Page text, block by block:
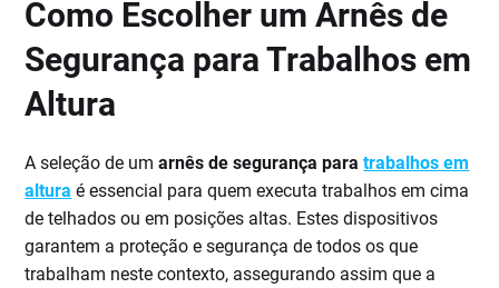
Como Escolher um Arnês de
Segurança para Trabalhos em
Altura
A seleção de umarnês de segurança para trabalhos em
altura é essencial para quem executa trabalhos em cima
de telhados ou em posições altas. Estes dispositivos
garantem a proteção e segurança de todos os que
trabalham neste contexto, assegurando assim que a